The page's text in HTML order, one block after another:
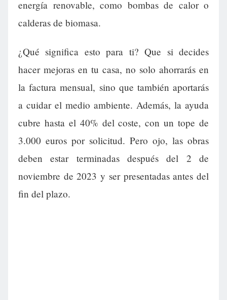
energía renovable, como bombas de calor o
calderas de biomasa.
¿Qué significa esto para ti? Que si decides
hacer mejoras en tu casa, no solo ahorrarás en
la factura mensual, sino que también aportarás
a cuidar el medio ambiente. Además, la ayuda
cubre hasta el 40% del coste, con un tope de
3.000 euros por solicitud. Pero ojo, las obras
deben estar terminadas después del 2 de
noviembre de 2023 y ser presentadas antes del
fin del plazo.